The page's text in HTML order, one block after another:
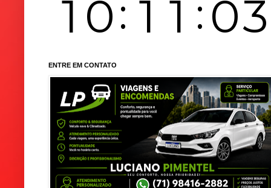
ENTRE EM CONTATO